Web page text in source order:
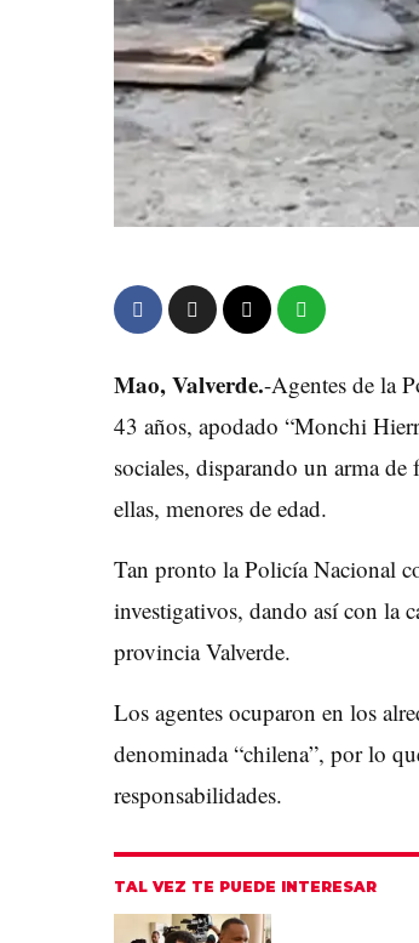
Mao, Valverde.-Agentes de la
43 años, apodado “Monchi
sociales, disparando un arma de
ellas, menores de edad.
Tan pronto la Policía Nacional
investigativos, dando así con la
provincia Valverde.
Los agentes ocuparon en los
denominada “chilena”, por lo
responsabilidades.
TAL VEZ TE PUEDE INTERESAR